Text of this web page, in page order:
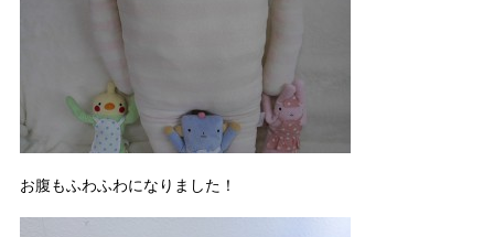
お腹もふわふわになりました！